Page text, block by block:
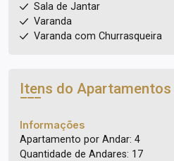
Sala de Jantar
Varanda
Varanda com Churrasqueira
Itens do Apartamentos
Informações
Apartamento por Andar: 4
Quantidade de Andares: 17